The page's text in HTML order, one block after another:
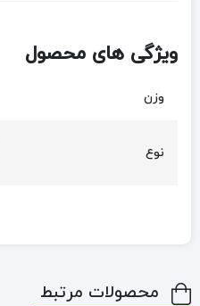
ویژگی های محصول
وزن
نوع
محصولات مرتبط